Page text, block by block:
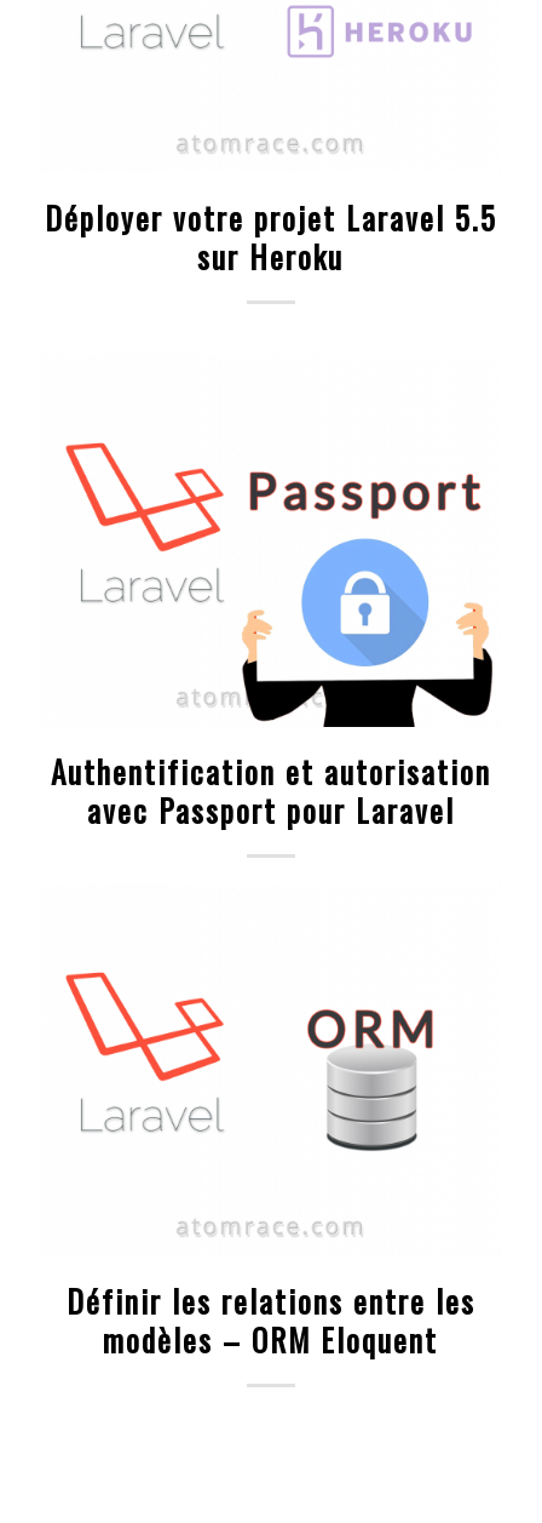
Déployer votre projet Laravel 5.5
sur Heroku
Authentification et autorisation
avec Passport pour Laravel
Définir les relations entre les
modèles – ORM Eloquent